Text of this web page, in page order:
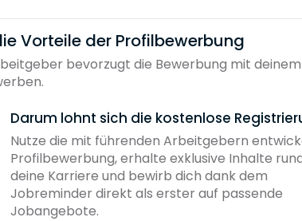
Vorteile der Profilbewerbung
bevorzugt die Bewerbung mit
Darum lohnt sich die kostenlose
Nutze die mit führenden Arbeitgebern
Profilbewerbung, erhalte exklusive Inhalte
deine Karriere und bewirb dich dank dem
Jobreminder direkt als erster auf passende
Jobangebote.